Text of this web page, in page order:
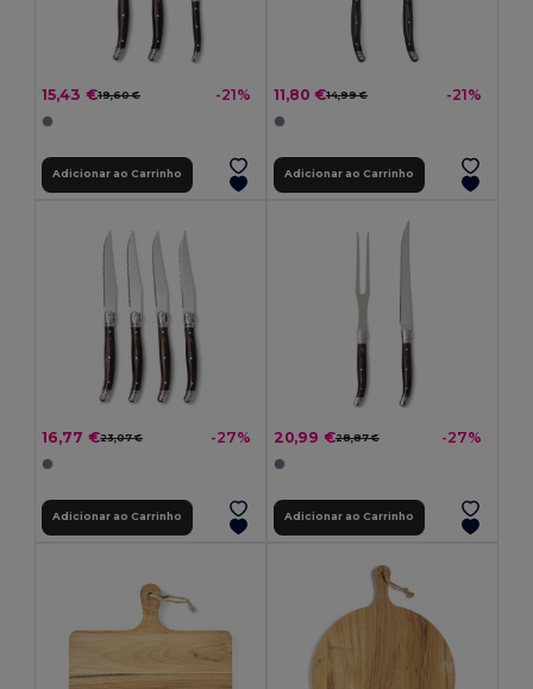
15,43 €19,60 € -21%
Adicionar ao Carrinho
11,80 €14,99 € -21%
Adicionar ao Carrinho
16,77 €23,07 € -27%
Adicionar ao Carrinho
20,99 €28,87 € -27%
Adicionar ao Carrinho